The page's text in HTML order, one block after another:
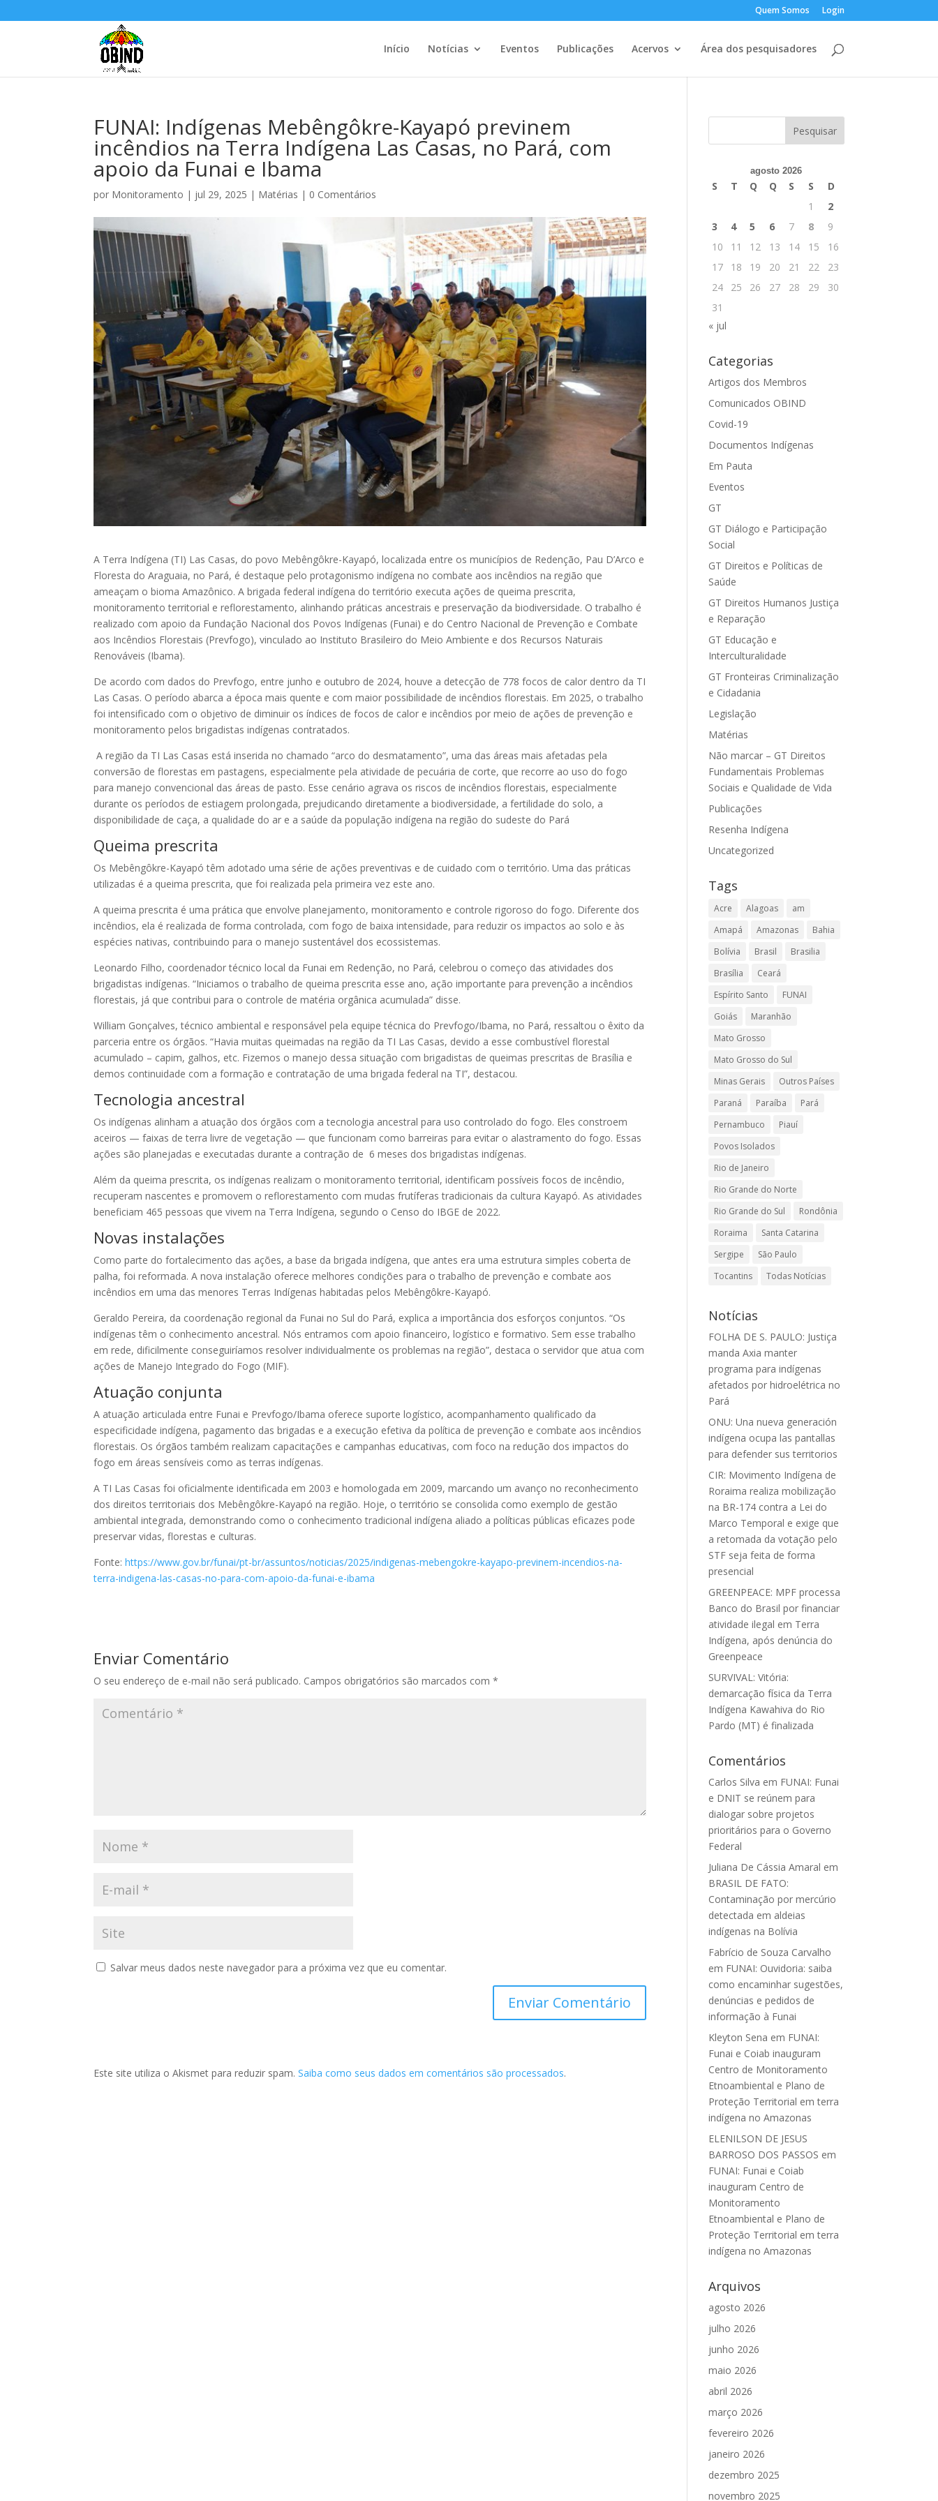
Quem Somos Login
Início Notícias Eventos Publicações Acervos Área dos pesquisadores
FUNAI: Indígenas Mebêngôkre-Kayapó previnem
incêndios na Terra Indígena Las Casas, no Pará, com
apoio da Funai e Ibama
por Monitoramento | jul 29, 2025 | Matérias | 0 Comentários
A Terra Indígena (TI) Las Casas, do povo Mebêngôkre-Kayapó, localizada entre os municípios de Redenção, Pau D’Arco e
Floresta do Araguaia, no Pará, é destaque pelo protagonismo indígena no combate aos incêndios na região que
ameaçam o bioma Amazônico. A brigada federal indígena do território executa ações de queima prescrita,
monitoramento territorial e reflorestamento, alinhando práticas ancestrais e preservação da biodiversidade. O trabalho é
realizado com apoio da Fundação Nacional dos Povos Indígenas (Funai) e do Centro Nacional de Prevenção e Combate
aos Incêndios Florestais (Prevfogo), vinculado ao Instituto Brasileiro do Meio Ambiente e dos Recursos Naturais
Renováveis (Ibama).
De acordo com dados do Prevfogo, entre junho e outubro de 2024, houve a detecção de 778 focos de calor dentro da TI
Las Casas. O período abarca a época mais quente e com maior possibilidade de incêndios florestais. Em 2025, o trabalho
foi intensificado com o objetivo de diminuir os índices de focos de calor e incêndios por meio de ações de prevenção e
monitoramento pelos brigadistas indígenas contratados.
A região da TI Las Casas está inserida no chamado “arco do desmatamento”, uma das áreas mais afetadas pela
conversão de florestas em pastagens, especialmente pela atividade de pecuária de corte, que recorre ao uso do fogo
para manejo convencional das áreas de pasto. Esse cenário agrava os riscos de incêndios florestais, especialmente
durante os períodos de estiagem prolongada, prejudicando diretamente a biodiversidade, a fertilidade do solo, a
disponibilidade de caça, a qualidade do ar e a saúde da população indígena na região do sudeste do Pará
Queima prescrita
Os Mebêngôkre-Kayapó têm adotado uma série de ações preventivas e de cuidado com o território. Uma das práticas
utilizadas é a queima prescrita, que foi realizada pela primeira vez este ano.
A queima prescrita é uma prática que envolve planejamento, monitoramento e controle rigoroso do fogo. Diferente dos
incêndios, ela é realizada de forma controlada, com fogo de baixa intensidade, para reduzir os impactos ao solo e às
espécies nativas, contribuindo para o manejo sustentável dos ecossistemas.
Leonardo Filho, coordenador técnico local da Funai em Redenção, no Pará, celebrou o começo das atividades dos
brigadistas indígenas. “Iniciamos o trabalho de queima prescrita esse ano, ação importante para prevenção a incêndios
florestais, já que contribui para o controle de matéria orgânica acumulada” disse.
William Gonçalves, técnico ambiental e responsável pela equipe técnica do Prevfogo/Ibama, no Pará, ressaltou o êxito da
parceria entre os órgãos. “Havia muitas queimadas na região da TI Las Casas, devido a esse combustível florestal
acumulado – capim, galhos, etc. Fizemos o manejo dessa situação com brigadistas de queimas prescritas de Brasília e
demos continuidade com a formação e contratação de uma brigada federal na TI”, destacou.
Tecnologia ancestral
Os indígenas alinham a atuação dos órgãos com a tecnologia ancestral para uso controlado do fogo. Eles constroem
aceiros — faixas de terra livre de vegetação — que funcionam como barreiras para evitar o alastramento do fogo. Essas
ações são planejadas e executadas durante a contração de 6 meses dos brigadistas indígenas.
Além da queima prescrita, os indígenas realizam o monitoramento territorial, identificam possíveis focos de incêndio,
recuperam nascentes e promovem o reflorestamento com mudas frutíferas tradicionais da cultura Kayapó. As atividades
beneficiam 465 pessoas que vivem na Terra Indígena, segundo o Censo do IBGE de 2022.
Novas instalações
Como parte do fortalecimento das ações, a base da brigada indígena, que antes era uma estrutura simples coberta de
palha, foi reformada. A nova instalação oferece melhores condições para o trabalho de prevenção e combate aos
incêndios em uma das menores Terras Indígenas habitadas pelos Mebêngôkre-Kayapó.
Geraldo Pereira, da coordenação regional da Funai no Sul do Pará, explica a importância dos esforços conjuntos. “Os
indígenas têm o conhecimento ancestral. Nós entramos com apoio financeiro, logístico e formativo. Sem esse trabalho
em rede, dificilmente conseguiríamos resolver individualmente os problemas na região”, destaca o servidor que atua com
ações de Manejo Integrado do Fogo (MIF).
Atuação conjunta
A atuação articulada entre Funai e Prevfogo/Ibama oferece suporte logístico, acompanhamento qualificado da
especificidade indígena, pagamento das brigadas e a execução efetiva da política de prevenção e combate aos incêndios
florestais. Os órgãos também realizam capacitações e campanhas educativas, com foco na redução dos impactos do
fogo em áreas sensíveis como as terras indígenas.
A TI Las Casas foi oficialmente identificada em 2003 e homologada em 2009, marcando um avanço no reconhecimento
dos direitos territoriais dos Mebêngôkre-Kayapó na região. Hoje, o território se consolida como exemplo de gestão
ambiental integrada, demonstrando como o conhecimento tradicional indígena aliado a políticas públicas eficazes pode
preservar vidas, florestas e culturas.
Fonte:https://www.gov.br/funai/pt-br/assuntos/noticias/2025/indigenas-mebengokre-kayapo-previnem-incendios-na-
terra-indigena-las-casas-no-para-com-apoio-da-funai-e-ibama
Enviar Comentário
O seu endereço de e-mail não será publicado. Campos obrigatórios são marcados com*
Salvar meus dados neste navegador para a próxima vez que eu comentar.
Este site utiliza o Akismet para reduzir spam.Saiba como seus dados em comentários são processados.
agosto 2026
S T Q Q S S
D
1
2
3
4 5 6 7 8
9
10
11 12 13 14 15
16
17
18 19 20 21 22
23
24
25 26 27 28 29
30
31
« jul
Categorias
Artigos dos Membros
Comunicados OBIND
Covid-19
Documentos Indígenas
Em Pauta
Eventos
GT
GT Diálogo e Participação
Social
GT Direitos e Políticas de
Saúde
GT Direitos Humanos Justiça
e Reparação
GT Educação e
Interculturalidade
GT Fronteiras Criminalização
e Cidadania
Legislação
Matérias
Não marcar – GT Direitos
Fundamentais Problemas
Sociais e Qualidade de Vida
Publicações
Resenha Indígena
Uncategorized
Tags
Acre Alagoas
am
Amapá
Amazonas
Bahia
Bolívia
Brasil
Brasilia
Brasília
Ceará
Espírito Santo
FUNAI
Goiás
Maranhão
Mato Grosso
Mato Grosso do Sul
Minas Gerais
Outros Países
Paraná
Paraíba
Pará
Pernambuco
Piauí
Povos Isolados
Rio de Janeiro
Rio Grande do Norte
Rio Grande do Sul
Rondônia
Roraima
Santa Catarina
Sergipe
São Paulo
Tocantins
Todas Notícias
Notícias
FOLHA DE S. PAULO: Justiça
manda Axia manter
programa para indígenas
afetados por hidroelétrica no
Pará
ONU: Una nueva generación
indígena ocupa las pantallas
para defender sus territorios
CIR: Movimento Indígena de
Roraima realiza mobilização
na BR-174 contra a Lei do
Marco Temporal e exige que
a retomada da votação pelo
STF seja feita de forma
presencial
GREENPEACE: MPF processa
Banco do Brasil por financiar
atividade ilegal em Terra
Indígena, após denúncia do
Greenpeace
SURVIVAL: Vitória:
demarcação física da Terra
Indígena Kawahiva do Rio
Pardo (MT) é finalizada
Comentários
Carlos Silva em FUNAI: Funai
e DNIT se reúnem para
dialogar sobre projetos
prioritários para o Governo
Federal
Juliana De Cássia Amaral em
BRASIL DE FATO:
Contaminação por mercúrio
detectada em aldeias
indígenas na Bolívia
Fabrício de Souza Carvalho
em FUNAI: Ouvidoria: saiba
como encaminhar sugestões,
denúncias e pedidos de
informação à Funai
Kleyton Sena em FUNAI:
Funai e Coiab inauguram
Centro de Monitoramento
Etnoambiental e Plano de
Proteção Territorial em terra
indígena no Amazonas
ELENILSON DE JESUS
BARROSO DOS PASSOS em
FUNAI: Funai e Coiab
inauguram Centro de
Monitoramento
Etnoambiental e Plano de
Proteção Territorial em terra
indígena no Amazonas
Arquivos
agosto 2026
julho 2026
junho 2026
maio 2026
abril 2026
março 2026
fevereiro 2026
janeiro 2026
dezembro 2025
novembro 2025